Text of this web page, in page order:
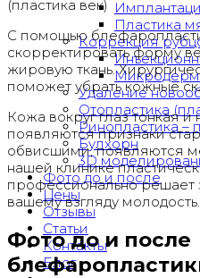
Пластика
Коррекция
Удаление
Отопластика
Ринопластика –
Булхорн
3D
Фото до и после
Цены
Отзывы
Статьи
Контакты
Блог
(пластика век)
С помощью
скорректировать форму
жировую ткань.
поможет убрать кожные
Кожа вокруг глаз тонкая
появляются признаки
обвисшими, появляются
нашей клинике
профессионально решает
вашему взгляду молодость.
Фото до и после